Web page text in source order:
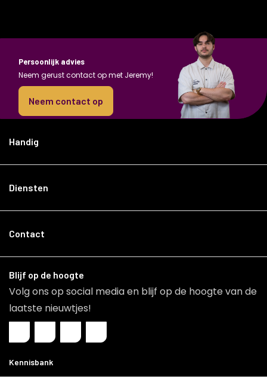
Persoonlijk advies
Neem gerust contact op met Jeremy!
Neem contact op
Handig
Diensten
Contact
Blijf op de hoogte
Volg ons op social media en blijf op de hoogte van de
laatste nieuwtjes!
Kennisbank